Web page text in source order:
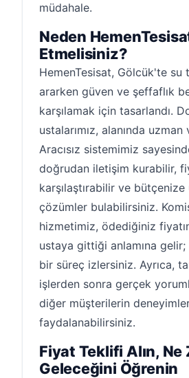
müdahale.
Neden
Etmelisiniz?
HemenTesisat, Gölcük'te su
ararken güven ve şeffaflık
karşılamak için tasarlandı.
ustalarımız, alanında uzman
Aracısız sistemimiz
doğrudan iletişim kurabilir,
karşılaştırabilir ve bütçenize
çözümler bulabilirsiniz.
hizmetimiz, ödediğiniz
ustaya gittiği anlamına gelir;
bir süreç izlersiniz. Ayrıca,
işlerden sonra gerçek
diğer müşterilerin
faydalanabilirsiniz.
Fiyat Teklifi Alın, Ne
Geleceğini Öğrenin